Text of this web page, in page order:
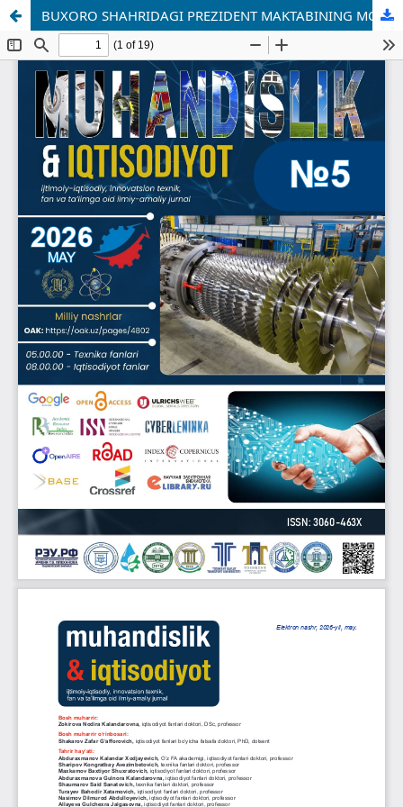
BUXORO SHAHRIDAGI PREZIDENT MAKTABINING MOLIYAVIY-IQTISODIY FAOLIYATI VA BOSHQARUV TIZIMINI TAHLIL ETISH